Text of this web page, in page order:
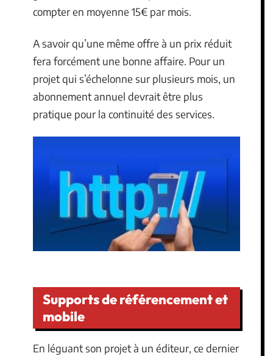
compter en moyenne 15€ par mois.
A savoir qu’une même offre à un prix réduit
fera forcément une bonne affaire. Pour un
projet qui s’échelonne sur plusieurs mois, un
abonnement annuel devrait être plus
pratique pour la continuité des services.
Supports de référencement et
mobile
En léguant son projet à un éditeur, ce dernier